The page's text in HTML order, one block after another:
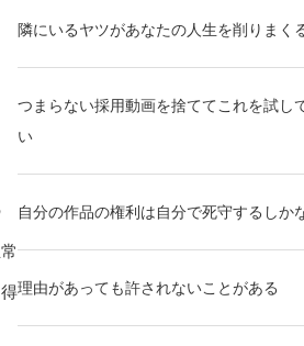
隣にいるヤツがあなたの人生を削りまく
つまらない採用動画を捨ててこれを試し
い
自分の作品の権利は自分で死守するしか
理由があっても許されないことがある